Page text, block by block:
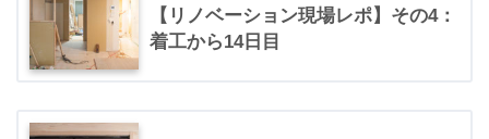
【リノベーション現場レポ】その4：
着工から14日目